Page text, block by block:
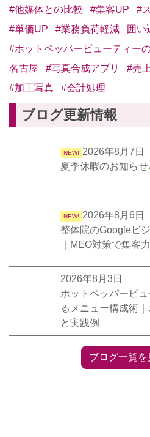
#他媒体との比較
#集客UP #
#単価UP
#業務負荷軽減
囲い
#ホットペッパービューティー
名古屋
#写真合成アプリ #売
#加工写真
#会計処理
ブログ更新情報
NEW!
2026年8月7日
夏季休暇のお知らせ
NEW!
2026年8月6日
整体院のGoogleビ
｜MEO対策で集客
2026年8月3日
ホットペッパービ
るメニュー構成術
と実践例
ブログ一覧を